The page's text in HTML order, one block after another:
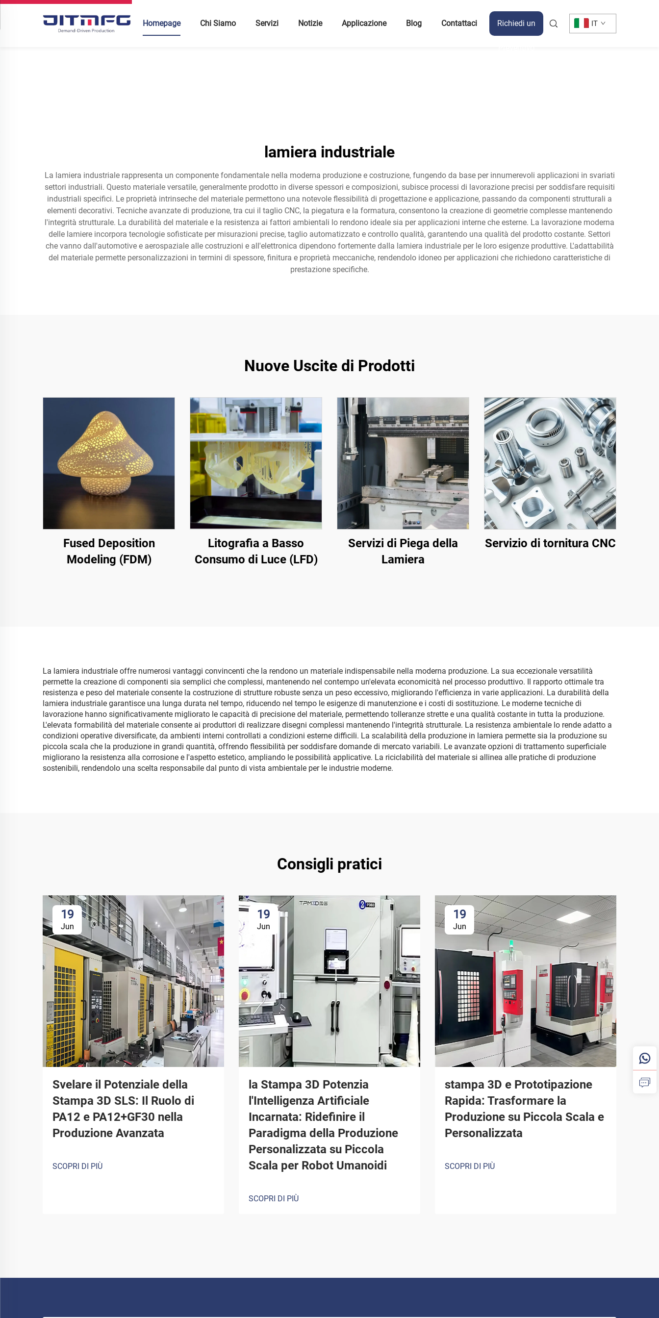
Homepage Chi Siamo Servizi Notizie Applicazione Blog Contattaci Richiedi un IT
lamiera industriale
La lamiera industriale rappresenta un componente fondamentale nella moderna produzione e costruzione, fungendo da base per innumerevoli applicazioni in svariati
settori industriali. Questo materiale versatile, generalmente prodotto in diverse spessori e composizioni, subisce processi di lavorazione precisi per soddisfare requisiti
industriali specifici. Le proprietà intrinseche del materiale permettono una notevole flessibilità di progettazione e applicazione, passando da componenti strutturali a
elementi decorativi. Tecniche avanzate di produzione, tra cui il taglio CNC, la piegatura e la formatura, consentono la creazione di geometrie complesse mantenendo
l'integrità strutturale. La durabilità del materiale e la resistenza ai fattori ambientali lo rendono ideale sia per applicazioni interne che esterne. La lavorazione moderna
delle lamiere incorpora tecnologie sofisticate per misurazioni precise, taglio automatizzato e controllo qualità, garantendo una qualità del prodotto costante. Settori
che vanno dall'automotive e aerospaziale alle costruzioni e all'elettronica dipendono fortemente dalla lamiera industriale per le loro esigenze produttive. L'adattabilità
del materiale permette personalizzazioni in termini di spessore, finitura e proprietà meccaniche, rendendolo idoneo per applicazioni che richiedono caratteristiche di
prestazione specifiche.
Nuove Uscite di Prodotti
Fused Deposition
Modeling (FDM)
Litografia a Basso
Consumo di Luce (LFD)
Servizi di Piega della
Lamiera
Servizio di tornitura CNC
La lamiera industriale offre numerosi vantaggi convincenti che la rendono un materiale indispensabile nella moderna produzione. La sua eccezionale versatilità
permette la creazione di componenti sia semplici che complessi, mantenendo nel contempo un'elevata economicità nel processo produttivo. Il rapporto ottimale tra
resistenza e peso del materiale consente la costruzione di strutture robuste senza un peso eccessivo, migliorando l'efficienza in varie applicazioni. La durabilità della
lamiera industriale garantisce una lunga durata nel tempo, riducendo nel tempo le esigenze di manutenzione e i costi di sostituzione. Le moderne tecniche di
lavorazione hanno significativamente migliorato le capacità di precisione del materiale, permettendo tolleranze strette e una qualità costante in tutta la produzione.
L'elevata formabilità del materiale consente ai produttori di realizzare disegni complessi mantenendo l'integrità strutturale. La resistenza ambientale lo rende adatto a
condizioni operative diversificate, da ambienti interni controllati a condizioni esterne difficili. La scalabilità della produzione in lamiera permette sia la produzione su
piccola scala che la produzione in grandi quantità, offrendo flessibilità per soddisfare domande di mercato variabili. Le avanzate opzioni di trattamento superficiale
migliorano la resistenza alla corrosione e l'aspetto estetico, ampliando le possibilità applicative. La riciclabilità del materiale si allinea alle pratiche di produzione
sostenibili, rendendolo una scelta responsabile dal punto di vista ambientale per le industrie moderne.
Consigli pratici
19
Jun
Svelare il Potenziale della
Stampa 3D SLS: Il Ruolo di
PA12 e PA12+GF30 nella
Produzione Avanzata
SCOPRI DI PIÙ
19
Jun
la Stampa 3D Potenzia
l'Intelligenza Artificiale
Incarnata: Ridefinire il
Paradigma della Produzione
Personalizzata su Piccola
Scala per Robot Umanoidi
SCOPRI DI PIÙ
19
Jun
stampa 3D e Prototipazione
Rapida: Trasformare la
Produzione su Piccola Scala e
Personalizzata
SCOPRI DI PIÙ